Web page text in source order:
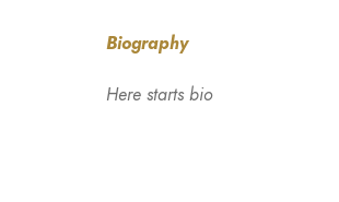
Biography
Here starts bio